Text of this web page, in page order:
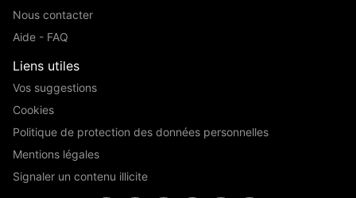
Nous contacter
Aide - FAQ
Liens utiles
Vos suggestions
Cookies
Politique de protection des données personnelles
Mentions légales
Signaler un contenu illicite